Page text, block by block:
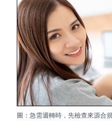
圖：急需週轉時，先檢查來源合